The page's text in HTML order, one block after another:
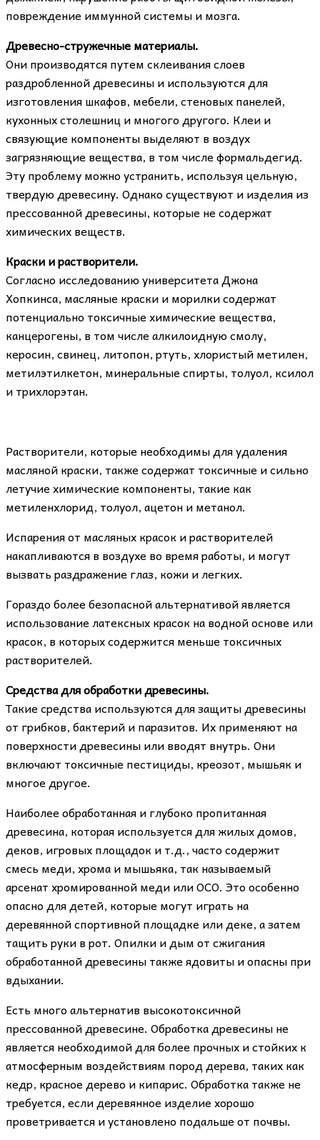
повреждение иммунной системы и мозга.
Древесно-стружечные материалы.
Они производятся путем склеивания слоев
раздробленной древесины и используются для
изготовления шкафов, мебели, стеновых панелей,
кухонных столешниц и многого другого. Клеи и
связующие компоненты выделяют в воздух
загрязняющие вещества, в том числе формальдегид.
Эту проблему можно устранить, используя цельную,
твердую древесину. Однако существуют и изделия из
прессованной древесины, которые не содержат
химических веществ.
Краски и растворители.
Согласно исследованию университета Джона
Хопкинса, масляные краски и морилки содержат
потенциально токсичные химические вещества,
канцерогены, в том числе алкилоидную смолу,
керосин, свинец, литопон, ртуть, хлористый метилен,
метилэтилкетон, минеральные спирты, толуол, ксилол
и трихлорэтан.
Растворители, которые необходимы для удаления
масляной краски, также содержат токсичные и сильно
летучие химические компоненты, такие как
метиленхлорид, толуол, ацетон и метанол.
Испарения от масляных красок и растворителей
накапливаются в воздухе во время работы, и могут
вызвать раздражение глаз, кожи и легких.
Гораздо более безопасной альтернативой является
использование латексных красок на водной основе или
красок, в которых содержится меньше токсичных
растворителей.
Средства для обработки древесины.
Такие средства используются для защиты древесины
от грибков, бактерий и паразитов. Их применяют на
поверхности древесины или вводят внутрь. Они
включают токсичные пестициды, креозот, мышьяк и
многое другое.
Наиболее обработанная и глубоко пропитанная
древесина, которая используется для жилых домов,
деков, игровых площадок и т.д., часто содержит
смесь меди, хрома и мышьяка, так называемый
арсенат хромированной меди или ОСО. Это особенно
опасно для детей, которые могут играть на
деревянной спортивной площадке или деке, а затем
тащить руки в рот. Опилки и дым от сжигания
обработанной древесины также ядовиты и опасны при
вдыхании.
Есть много альтернатив высокотоксичной
прессованной древесине. Обработка древесины не
является необходимой для более прочных и стойких к
атмосферным воздействиям пород дерева, таких как
кедр, красное дерево и кипарис. Обработка также не
требуется, если деревянное изделие хорошо
проветривается и установлено подальше от почвы.